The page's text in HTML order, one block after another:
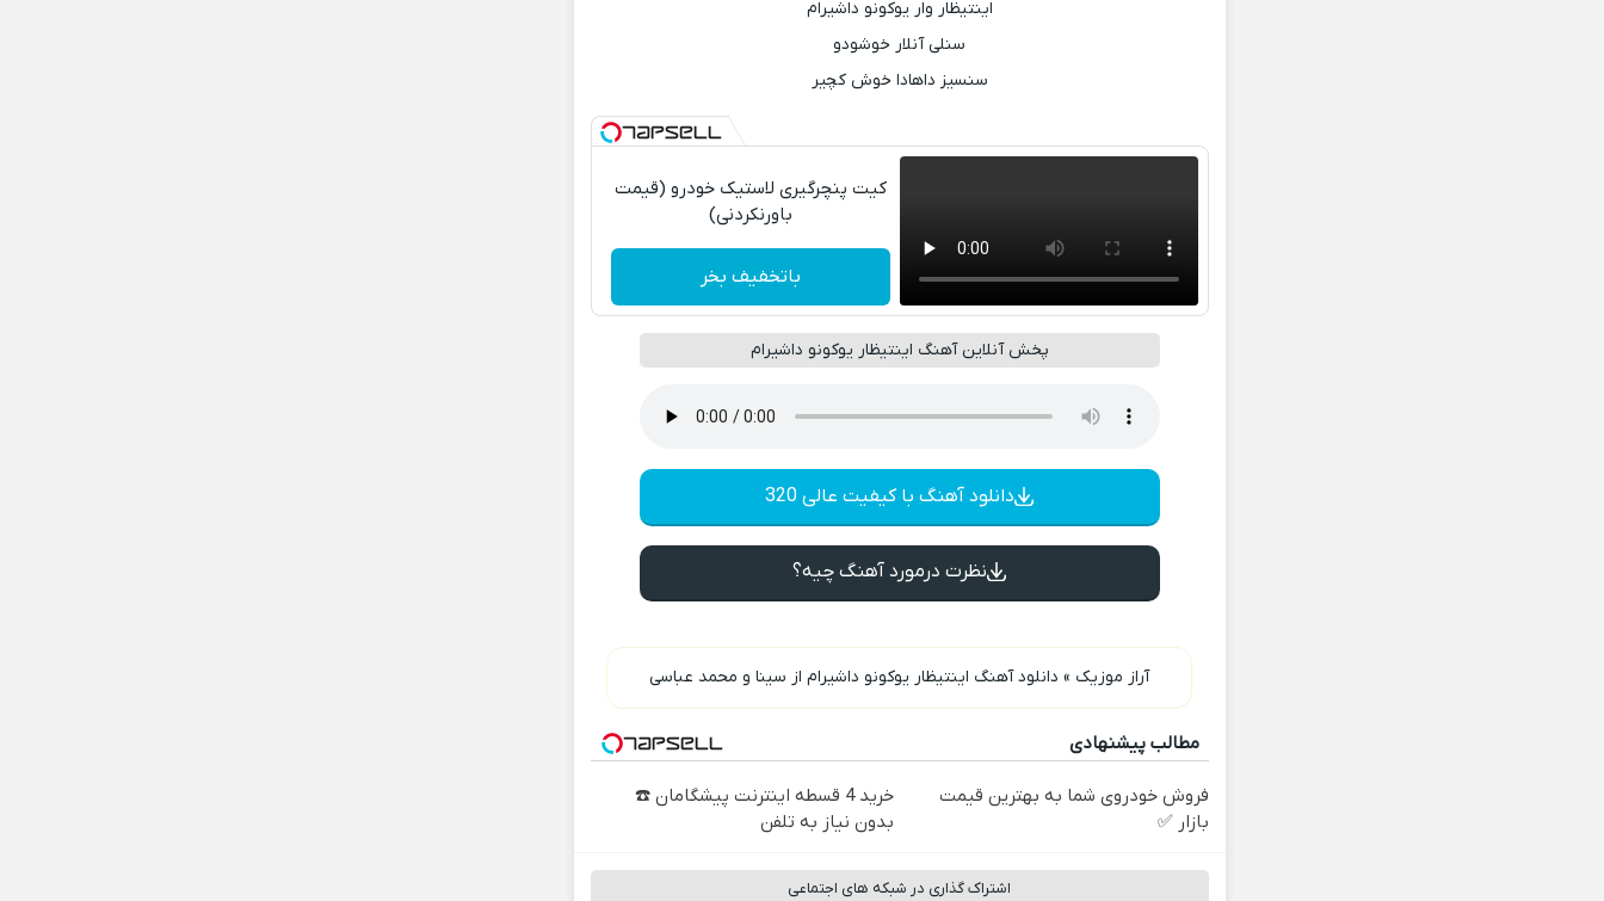
اینتیظار وار یوکونو داشیرام
سنلی آنلار خوشودو
سنسیز داهادا خوش کچیر
کیت پنچرگیری لاستیک خودرو (قیمت
باورنکردنی)
باتخفیف بخر
پخش آنلاین آهنگ اینتیظار یوکونو داشیرام
دانلود آهنگ با کیفیت عالی 320
نظرت درمورد آهنگ چیه؟
آراز موزیک » دانلود آهنگ اینتیظار یوکونو داشیرام از سینا و محمد عباسی
مطالب پیشنهادی
فروش خودروی شما به بهترین قیمت
بازار ✅
خرید 4 قسطه اینترنت پیشگامان ☎️
بدون نیاز به تلفن
اشتراک گذاری در شبکه های اجتماعی